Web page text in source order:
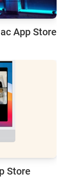
App Store
Store